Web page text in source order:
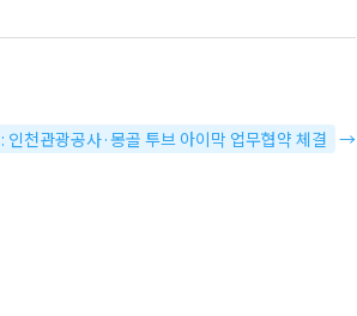
인천관광공사·몽골 투브 아이막 업무협약 체결 →